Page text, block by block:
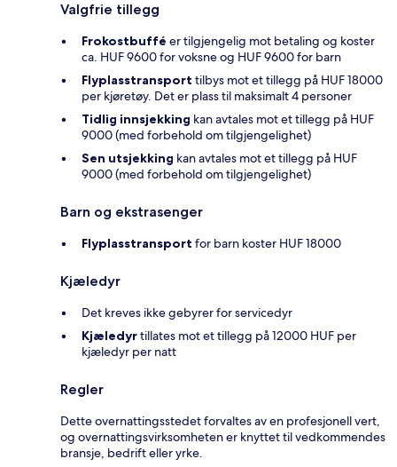
Valgfrie tillegg
Frokostbuffé er tilgjengelig mot betaling og koster
ca. HUF 9600 for voksne og HUF 9600 for barn
Flyplasstransport tilbys mot et tillegg på HUF 18000
per kjøretøy. Det er plass til maksimalt 4 personer
Tidlig innsjekking kan avtales mot et tillegg på HUF
9000 (med forbehold om tilgjengelighet)
Sen utsjekking kan avtales mot et tillegg på HUF
9000 (med forbehold om tilgjengelighet)
Barn og ekstrasenger
Flyplasstransport for barn koster HUF 18000
Kjæledyr
Det kreves ikke gebyrer for servicedyr
Kjæledyrtillates mot et tillegg på 12000 HUF per
kjæledyr per natt
Regler
Dette overnattingsstedet forvaltes av en profesjonell vert,
og overnattingsvirksomheten er knyttet til vedkommendes
bransje, bedrift eller yrke.